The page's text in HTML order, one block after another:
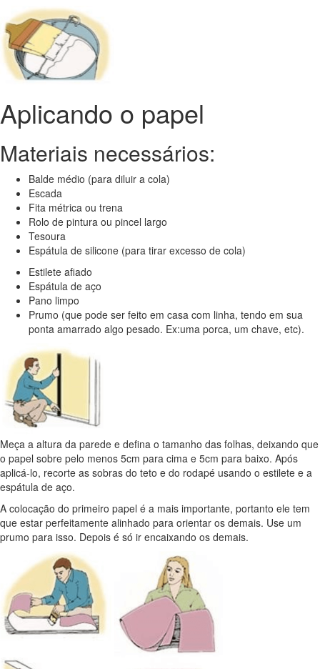
Aplicando o papel
Materiais necessários:
Balde médio (para diluir a cola)
Escada
Fita métrica ou trena
Rolo de pintura ou pincel largo
Tesoura
Espátula de silicone (para tirar excesso de cola)
Estilete afiado
Espátula de aço
Pano limpo
Prumo (que pode ser feito em casa com linha, tendo em sua
ponta amarrado algo pesado. Ex:uma porca, um chave, etc).
Meça a altura da parede e defina o tamanho das folhas, deixando que
o papel sobre pelo menos 5cm para cima e 5cm para baixo. Após
aplicá-lo, recorte as sobras do teto e do rodapé usando o estilete e a
espátula de aço.
A colocação do primeiro papel é a mais importante, portanto ele tem
que estar perfeitamente alinhado para orientar os demais. Use um
prumo para isso. Depois é só ir encaixando os demais.